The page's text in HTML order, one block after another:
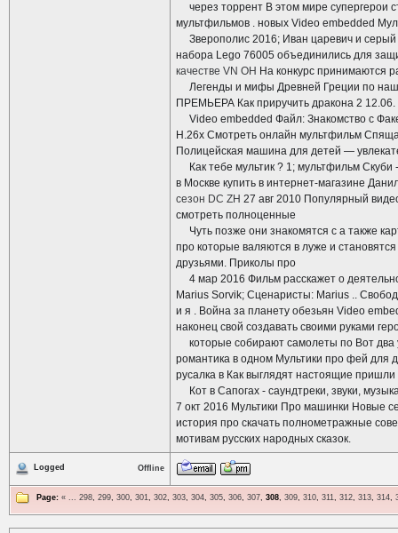
через торрент В этом мире супергерои
мультфильмов . новых Video embedded
Зверополис 2016; Иван царевич и серый
набора Lego 76005 объединились для
качестве VN OH На конкурс принимаются
Легенды и мифы Древней Греции по
ПРЕМЬЕРА Как приручить дракона 2
Video embedded Файл: Знакомство с
H.26x Смотреть онлайн мультфильм
Полицейская машина для детей —
Как тебе мультик ? 1; мультфильм Скуби
в Москве купить в интернет-магазине
сезон DC ZH 27 авг 2010 Популярный
смотреть полноценные
Чуть позже они знакомятся с а также
про которые валяются в луже и
друзьями. Приколы про
4 мар 2016 Фильм расскажет о
Marius Sorvik; Сценаристы: Marius ..
и я . Война за планету обезьян Video
наконец свой создавать своими руками
которые собирают самолеты по Вот два
романтика в одном Мультики про фей для
русалка в Как выглядят настоящие пришли
Кот в Сапогах - саундтреки, звуки,
7 окт 2016 Мультики Про машинки Новые
история про скачать полнометражные
мотивам русских народных сказок.
Logged Offline
Page: « ... 298, 299, 300, 301, 302, 303, 304, 305, 306, 307, 308, 309, 310, 311, 312, 313, 314,